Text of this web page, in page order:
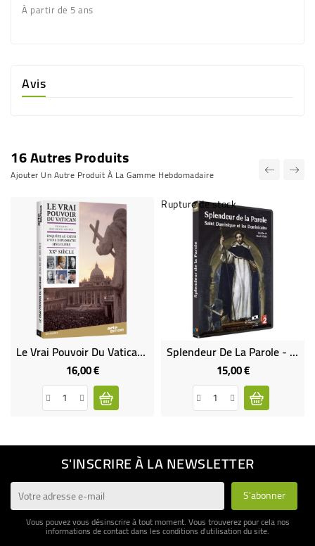
À partir de 5 ans
Avis
16 Autres Produits
Ajouter Un Autre Produit À La Gamme Hebdomadaire
Le Vrai Pouvoir Du Vatican (DVD Occasion)
16,00 €Prix
Rupture de stock
Splendeur De La Parole - Saint Dominique Et Les Dominicains
15,00 €Prix
S'INSCRIRE À LA NEWSLETTER
Vous pouvez vous désinscrire à tout moment. Vous trouverez pour cela nos
informations de contact dans les conditions d'utilisation du site.